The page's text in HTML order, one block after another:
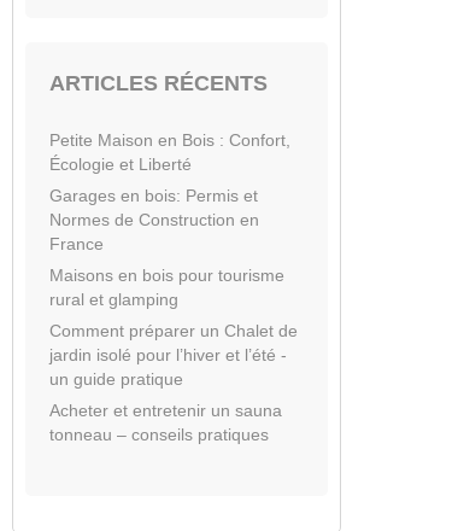
ARTICLES RÉCENTS
Petite Maison en Bois : Confort,
Écologie et Liberté
Garages en bois: Permis et
Normes de Construction en
France
Maisons en bois pour tourisme
rural et glamping
Comment préparer un Chalet de
jardin isolé pour l’hiver et l’été -
un guide pratique
Acheter et entretenir un sauna
tonneau – conseils pratiques